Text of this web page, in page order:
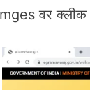
वर क्लीक